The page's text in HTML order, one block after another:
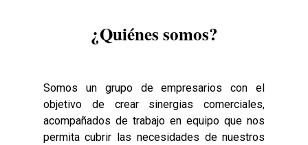
¿Quiénes somos?
Somos un grupo de empresarios con el
objetivo de crear sinergias comerciales,
acompañados de trabajo en equipo que nos
permita cubrir las necesidades de nuestros